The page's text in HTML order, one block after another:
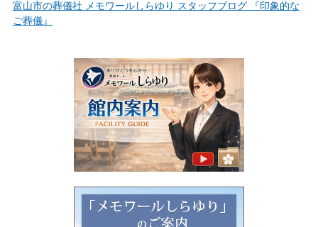
富山市の葬儀社 メモワールしらゆり スタッフブログ 『印象的な
ご葬儀』